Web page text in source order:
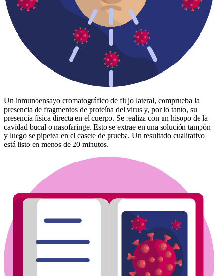
Un inmunoensayo cromatográfico de flujo lateral, comprueba la
presencia de fragmentos de proteína del virus y, por lo tanto, su
presencia física directa en el cuerpo. Se realiza con un hisopo de la
cavidad bucal o nasofaringe. Esto se extrae en una solución tampón
y luego se pipetea en el casete de prueba. Un resultado cualitativo
está listo en menos de 20 minutos.